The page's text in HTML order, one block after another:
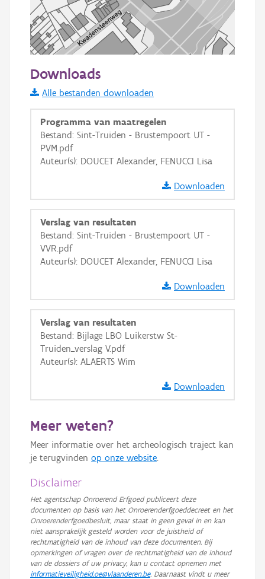
Informatie Vlaanderen
i
+
Basis Lagen
OSM-Basiskaart
GRB-Basiskaart
GRB-Basiskaart in grijswaarden
Downloads
Alle bestanden downloaden
Programma van maatregelen
Bestand: Sint-Truiden - Brustempoort UT -
PVM.pdf
Auteur(s): DOUCET Alexander, FENUCCI Lisa
Downloaden
Verslag van resultaten
Bestand: Sint-Truiden - Brustempoort UT -
VVR.pdf
Auteur(s): DOUCET Alexander, FENUCCI Lisa
Downloaden
Verslag van resultaten
Bestand: Bijlage LBO Luikerstw St-
Truiden_verslag V.pdf
Auteur(s): ALAERTS Wim
Downloaden
Meer weten?
Meer informatie over het archeologisch traject kan
je terugvinden op onze website.
Disclaimer
Het agentschap Onroerend Erfgoed publiceert deze
documenten op basis van het Onroerenderfgoeddecreet en het
Onroerenderfgoedbesluit, maar staat in geen geval in en kan
niet aansprakelijk gesteld worden voor de juistheid of
rechtmatigheid van de inhoud van deze documenten. Bij
opmerkingen of vragen over de rechtmatigheid van de inhoud
van de dossiers of uw privacy, kan u contact opnemen met
informatieveiligheid.oe@vlaanderen.be. Daarnaast vindt u meer